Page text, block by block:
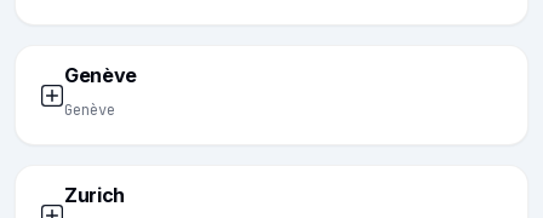
Genève
Genève
Zurich